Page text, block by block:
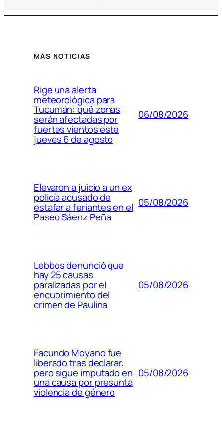
MÁS NOTICIAS
Rige una alerta
meteorológica para
Tucumán: qué zonas
serán afectadas por
fuertes vientos este
jueves 6 de agosto
06/08/2026
Elevaron a juicio a un ex
policía acusado de
estafar a feriantes en el
Paseo Sáenz Peña
05/08/2026
Lebbos denunció que
hay 25 causas
paralizadas por el
encubrimiento del
crimen de Paulina
05/08/2026
Facundo Moyano fue
liberado tras declarar,
pero sigue imputado en
una causa por presunta
violencia de género
05/08/2026